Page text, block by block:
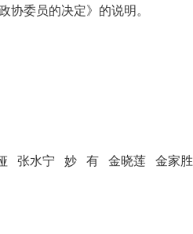
协委员的决定》的说明。
张水宁 妙 有 金晓莲 金家胜